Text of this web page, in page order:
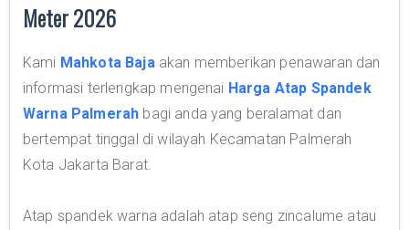
Meter 2026
Kami Mahkota Bajaakan memberikan penawaran dan
informasi terlengkap mengenai Harga Atap Spandek
Warna Palmerah bagi anda yang beralamat dan
bertempat tinggal di wilayah Kecamatan Palmerah
Kota Jakarta Barat.
Atap spandek warna adalah atap seng zincalume atau